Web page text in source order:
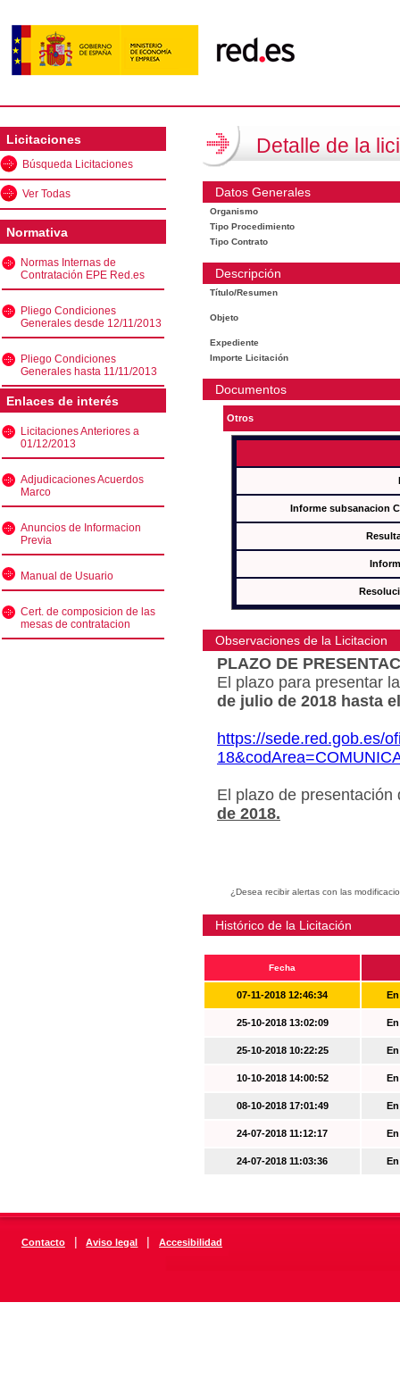
Licitaciones
Búsqueda Licitaciones
Ver Todas
Normativa
Normas Internas de
Contratación EPE Red.es
Pliego Condiciones
Generales desde 12/11/2013
Pliego Condiciones
Generales hasta 11/11/2013
Enlaces de interés
Licitaciones Anteriores a
01/12/2013
Adjudicaciones Acuerdos
Marco
Anuncios de Informacion
Previa
Manual de Usuario
Cert. de composicion de las
mesas de contratacion
Detalle de la
Datos Generales
Organismo
Tipo Procedimiento
Tipo Contrato
Descripción
Título/Resumen
Objeto
Expediente
Importe Licitación
Documentos
Otros
Informe subsanacion
Observaciones de la Licitacion
PLAZO DE
El plazo para presentar
de julio de 2018 hasta
https://sede.red.gob.es/
El plazo de
de 2018.
¿Desea recibir alertas con las
Histórico de la Licitación
Fecha
07-11-2018 12:46:34
25-10-2018 13:02:09
25-10-2018 10:22:25
10-10-2018 14:00:52
08-10-2018 17:01:49
24-07-2018 11:12:17
24-07-2018 11:03:36
Contacto | Aviso legal | Accesibilidad